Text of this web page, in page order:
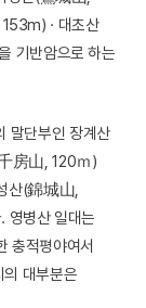
· 대초산
기반암으로 하는
말단부인 장계산
房山, 120ｍ)
산(錦城山,
영병산 일대는
충적평야여서
의 대부분은